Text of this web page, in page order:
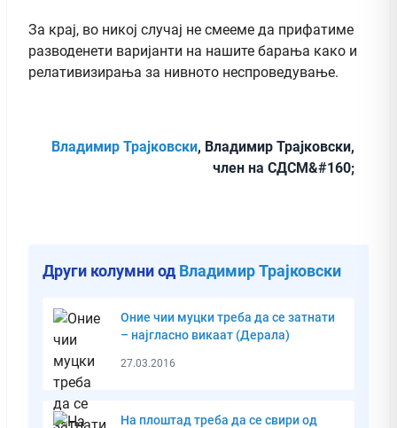
За крај, во никој случај не смееме да прифатиме
разводенети варијанти на нашите барања како и
релативизирања за нивното неспроведување.
Владимир Трајковски, Владимир Трајковски,
член на СДСМ&#160;
Други колумни од Владимир Трајковски
Оние чии муцки треба да се затнати
– најгласно викаат (Дерала)
27.03.2016
На плоштад треба да се свири од